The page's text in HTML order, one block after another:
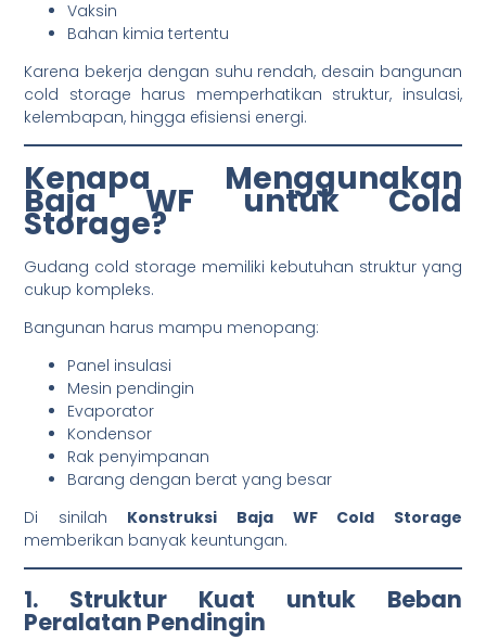
Vaksin
Bahan kimia tertentu
Karena bekerja dengan suhu rendah, desain bangunan
cold storage harus memperhatikan struktur, insulasi,
kelembapan, hingga efisiensi energi.
Kenapa Menggunakan
Baja WF untuk Cold
Storage?
Gudang cold storage memiliki kebutuhan struktur yang
cukup kompleks.
Bangunan harus mampu menopang:
Panel insulasi
Mesin pendingin
Evaporator
Kondensor
Rak penyimpanan
Barang dengan berat yang besar
Di sinilah Konstruksi Baja WF Cold Storage
memberikan banyak keuntungan.
1. Struktur Kuat untuk Beban
Peralatan Pendingin